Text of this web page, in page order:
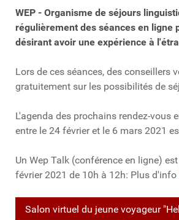
WEP - Organisme de séjours
régulièrement des séances en ligne
désirant avoir une expérience à
Lors de ces séances, des conseillers
gratuitement sur les possibilités de
L'agenda des prochains rendez-vous
entre le 24 février et le 6 mars 2021
Un Wep Talk (conférence en ligne)
février 2021 de 10h à 12h: Plus d'info
Salon virtuel du jeune voyageur